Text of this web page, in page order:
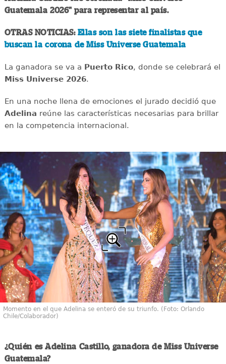
Guatemala 2026" para representar al país.
OTRAS NOTICIAS: Ellas son las siete finalistas que
buscan la corona de Miss Universe Guatemala
La ganadora se va a Puerto Rico, donde se celebrará el
Miss Universe 2026.
En una noche llena de emociones el jurado decidió que
Adelina reúne las características necesarias para brillar
en la competencia internacional.
Momento en el que Adelina se enteró de su triunfo. (Foto: Orlando
Chile/Colaborador)
¿Quién es Adelina Castillo, ganadora de Miss Universe
Guatemala?